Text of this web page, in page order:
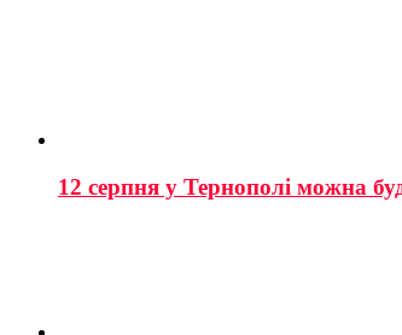
12 серпня у Тернополі можна